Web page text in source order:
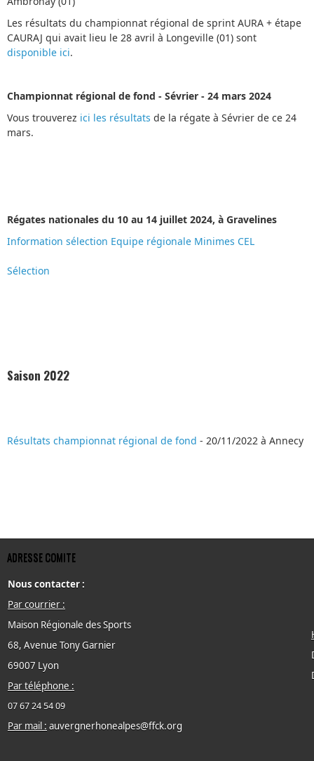
Les résultats du championnat régional de sprint AURA + étape
CAURAJ qui avait lieu le 28 avril à Longeville (01) sont
disponible ici.
Championnat régional de fond - Sévrier - 24 mars 2024
Vous trouverez ici les résultats de la régate à Sévrier de ce 24
mars.
Régates nationales du 10 au 14 juillet 2024, à Gravelines
Information sélection Equipe régionale Minimes CEL
Sélection
Saison 2022
Résultats championnat régional de fond - 20/11/2022 à Annecy
ADRESSE COMITE
Nous contacter :
Par courrier :
Maison Régionale des Sports
68, Avenue Tony Garnier
69007 Lyon
Par téléphone :
07 67 24 54 09
Par mail : auvergnerhonealpes@ffck.org